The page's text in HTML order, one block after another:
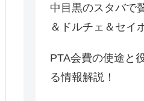
中目黒のスタバで
＆ドルチェ＆セイ
PTA会費の使途と
る情報解説！